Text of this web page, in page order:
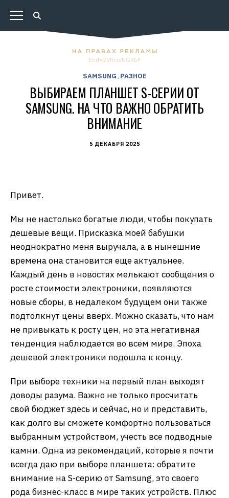
Erid=2VfnxvNGXbF
SAMSUNG , РАЗНОЕ
ВЫБИРАЕМ ПЛАНШЕТ S-СЕРИИ ОТ
SAMSUNG. НА ЧТО ВАЖНО ОБРАТИТЬ
ВНИМАНИЕ
5 ДЕКАБРЯ 2025
Привет.
Мы не настолько богатые люди, чтобы покупать
дешевые вещи. Присказка моей бабушки
неоднократно меня выручала, а в нынешние
времена она становится еще актуальнее.
Каждый день в новостях мелькают сообщения о
росте стоимости электроники, появляются
новые сборы, в недалеком будущем они также
подтолкнут цены вверх. Можно сказать, что нам
не привыкать к росту цен, но эта негативная
тенденция наблюдается во всем мире. Эпоха
дешевой электроники подошла к концу.
При выборе техники на первый план выходят
доводы разума. Важно не только просчитать
свой бюджет здесь и сейчас, но и представить,
как долго вы сможете комфортно пользоваться
выбранным устройством, учесть все подводные
камни. Одна из рекомендаций, которые я почти
всегда даю при выборе планшета: обратите
внимание на S-серию от Samsung, это своего
рода бизнес-класс в мире таких устройств. Плюс